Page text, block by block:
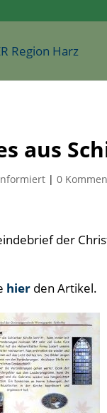
aus
|0
der
hier den Artikel.